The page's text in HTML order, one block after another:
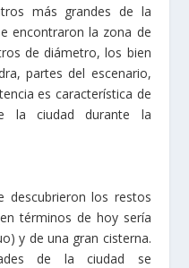
más grandes de la
encontraron la zona de
de diámetro, los bien
partes del escenario,
es característica de
la ciudad durante la
descubrieron los restos
términos de hoy sería
y de una gran cisterna.
de la ciudad se